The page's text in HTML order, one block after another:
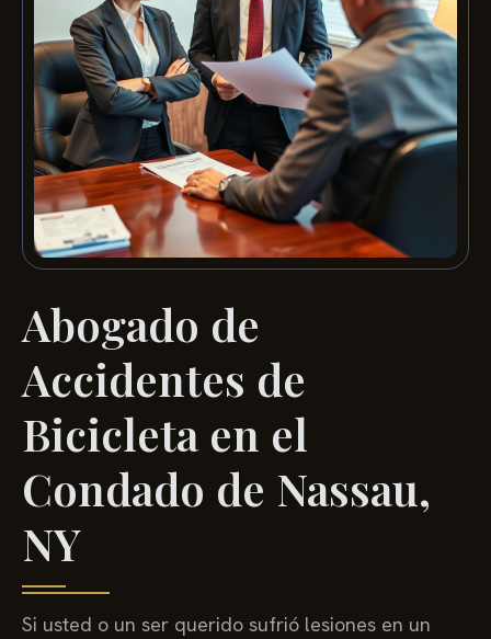
Abogado de
Accidentes de
Bicicleta en el
Condado de Nassau,
NY
Si usted o un ser querido sufrió lesiones en un